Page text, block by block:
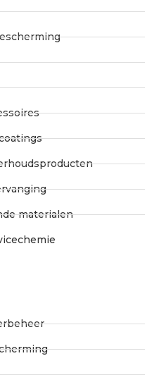
materialen